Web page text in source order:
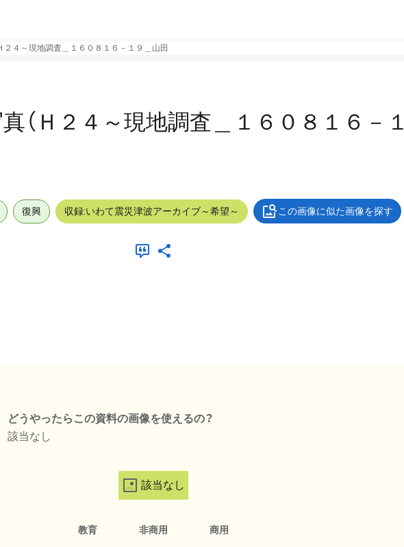
２４～現地調査＿１６０８１６－１９＿山田
（Ｈ２４～現地調査＿１６０８１６－１
復興 収録:いわて震災津波アーカイブ～希望～ この画像に似た画像を探す
どうやったらこの資料の画像を使えるの？
該当なし
該当なし
教育 非商用 商用